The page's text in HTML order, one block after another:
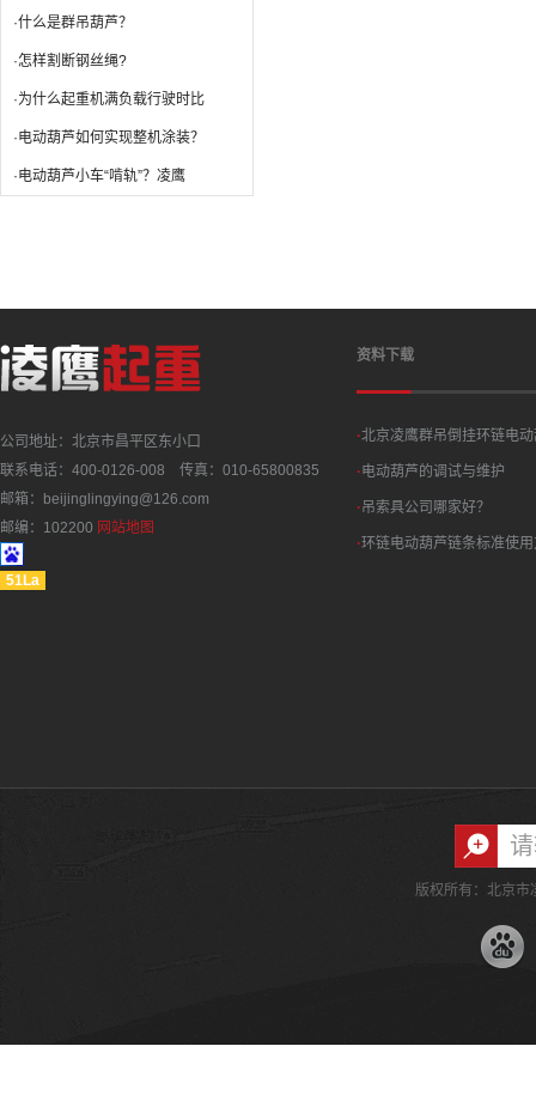
·什么是群吊葫芦？
·怎样割断钢丝绳?
·为什么起重机满负载行驶时比
·电动葫芦如何实现整机涂装？
·电动葫芦小车“啃轨”？凌鹰
公司地址：北京市昌平区东小口
联系电话：400-0126-008 传真：010-65800835
邮箱：beijinglingying@126.com
邮编：102200 网站地图
51La
资料下载
·北京凌鹰群吊倒挂环链电
·电动葫芦的调试与维护
·吊索具公司哪家好？
·环链电动葫芦链条标准使
版权所有：北京